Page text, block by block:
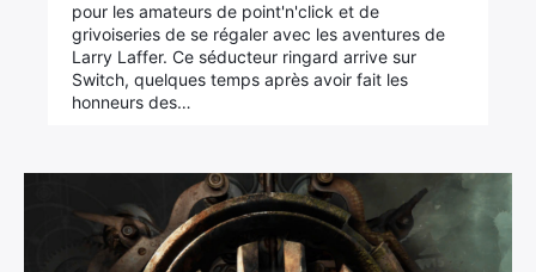
pour les amateurs de point'n'click et de
grivoiseries de se régaler avec les aventures de
Larry Laffer. Ce séducteur ringard arrive sur
Switch, quelques temps après avoir fait les
honneurs des…